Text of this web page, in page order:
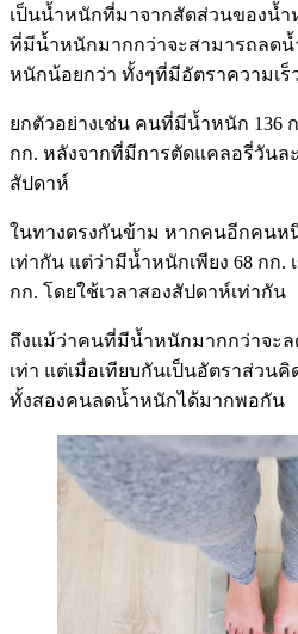
เป็นน้ำหนักที่มาจากสัดส่วนของน้ำ
ที่มีน้ำหนักมากกว่าจะสามารถลด
หนักน้อยกว่า ทั้งๆที่มีอัตราความเ
ยกตัวอย่างเช่น คนที่มีน้ำหนัก 136
กก. หลังจากที่มีการตัดแคลอรี่วันละ
สัปดาห์
ในทางตรงกันข้าม หากคนอีกคนห
เท่ากัน แต่ว่ามีน้ำหนักเพียง 68 กก.
กก. โดยใช้เวลาสองสัปดาห์เท่ากัน
ถึงแม้ว่าคนที่มีน้ำหนักมากกว่าจะ
เท่า แต่เมื่อเทียบกันเป็นอัตราส่วน
ทั้งสองคนลดน้ำหนักได้มากพอกัน